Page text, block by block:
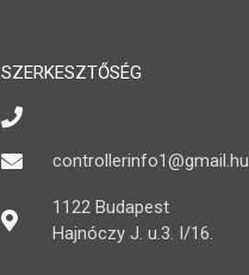
SZERKESZTŐSÉG
controllerinfo1@gmail.hu
1122 Budapest
Hajnóczy J. u.3. I/16.